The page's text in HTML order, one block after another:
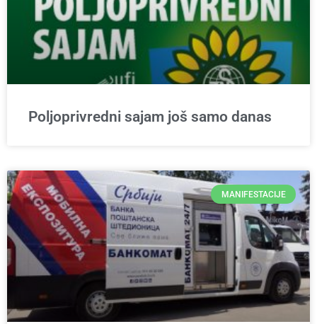
Poljoprivredni sajam još samo danas
MANIFESTACIJE